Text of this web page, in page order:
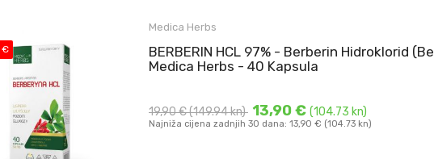
€
Medica Herbs
BERBERIN HCL 97% - Berberin Hidroklorid
Medica Herbs - 40 Kapsula
19,90 €(149.94 kn) 13,90 € (104.73 kn)
Najniža cijena zadnjih 30 dana: 13,90 € (104.73 kn)